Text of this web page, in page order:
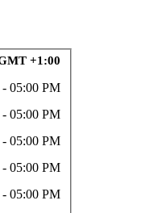
GMT +1:00
- 05:00 PM
- 05:00 PM
- 05:00 PM
- 05:00 PM
- 05:00 PM